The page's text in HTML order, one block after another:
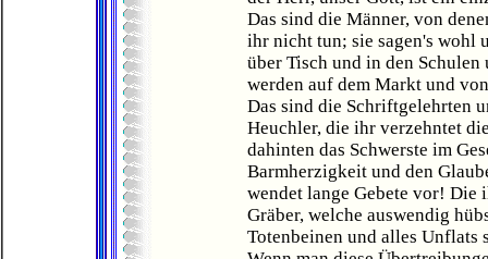
Das sind die Männer, von
ihr nicht tun; sie sagen's wohl
über Tisch und in den Schulen
werden auf dem Markt und
Das sind die Schriftgelehrten
Heuchler, die ihr verzehntet
dahinten das Schwerste im
Barmherzigkeit und den
wendet lange Gebete vor!
Gräber, welche auswendig
Totenbeinen und alles Unflats